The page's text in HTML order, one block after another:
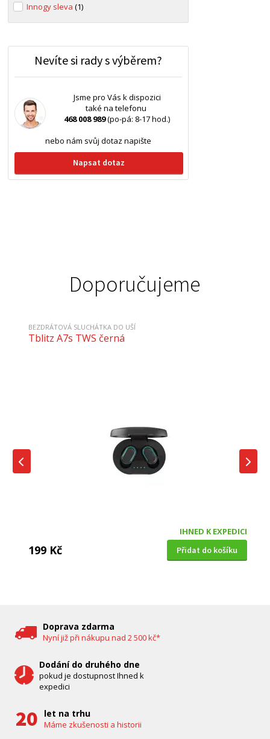
Innogy sleva(1)
Nevíte si rady s výběrem?
Jsme pro Vás k dispozici
také na telefonu
468 008 989(po-pá: 8-17 hod.)
nebo nám svůj dotaz napište
Napsat dotaz
Doporučujeme
BEZDRÁTOVÁ SLUCHÁTKA DO UŠÍ
Tblitz A7s TWS černá
IHNED K EXPEDICI
199 Kč Přidat do košíku
Doprava zdarma
Nyní již při nákupu nad 2 500 kč*
Dodání do druhého dne
pokud je dostupnost Ihned k
expedici
let na trhu
Máme zkušenosti a historii